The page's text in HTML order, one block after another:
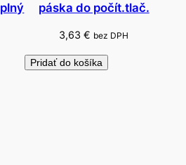
páska do počít.tlač.
3,63€ bez DPH
Pridať do košíka